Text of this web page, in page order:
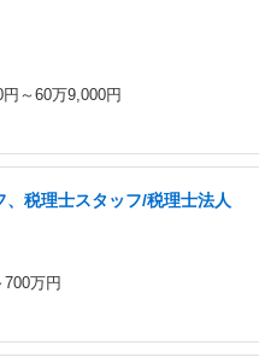
～60万9,000円
、税理士スタッフ/税理士法人
万円